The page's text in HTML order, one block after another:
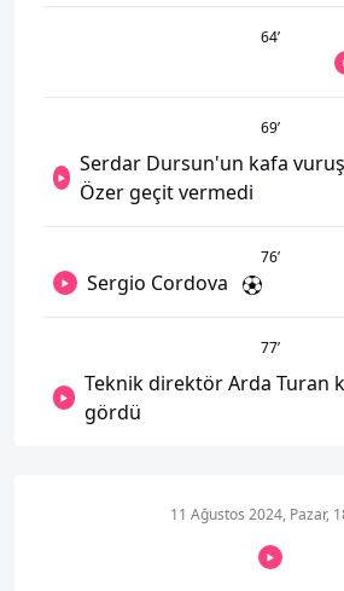
64’
69’
Serdar Dursun'un kafa
Özer geçit vermedi
76’
Sergio Cordova
77’
Teknik direktör Arda Turan
gördü
11 Ağustos 2024, Pazar,